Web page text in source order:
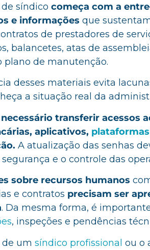
síndico começa com a
e informações que
de prestadores de
balancetes, atas de
plano de manutenção.
desses materiais evita
a situação real da
transferir acessos
aplicativos,
A atualização das senhas
e o controle das
sobre recursos humanos
e contratos precisam ser
. Da mesma forma, é
, inspeções e pendências
de um síndico profissional ou o